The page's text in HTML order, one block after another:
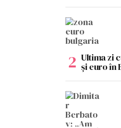
Ultima zi
și euro în